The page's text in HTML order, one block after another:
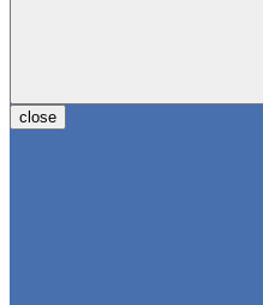
close